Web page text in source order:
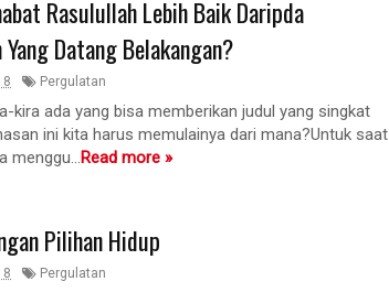
Rasulullah Lebih Baik Daripda
Datang Belakangan?
Pergulatan
kira ada yang bisa memberikan judul yang singkat
ini kita harus memulainya dari mana?Untuk saat
menggu...Read more »
Pilihan Hidup
Pergulatan